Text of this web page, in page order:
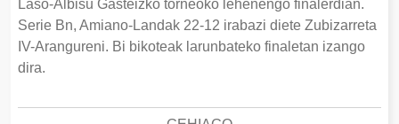
Laso-Albisu Gasteizko torneoko lehenengo finalerdian.
Serie Bn, Amiano-Landak 22-12 irabazi diete Zubizarreta
IV-Arangureni. Bi bikoteak larunbateko finaletan izango
dira.